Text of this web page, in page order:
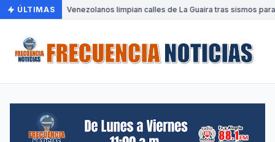
ÚLTIMAS Venezolanos limpian calles de La Guaira tras sismos